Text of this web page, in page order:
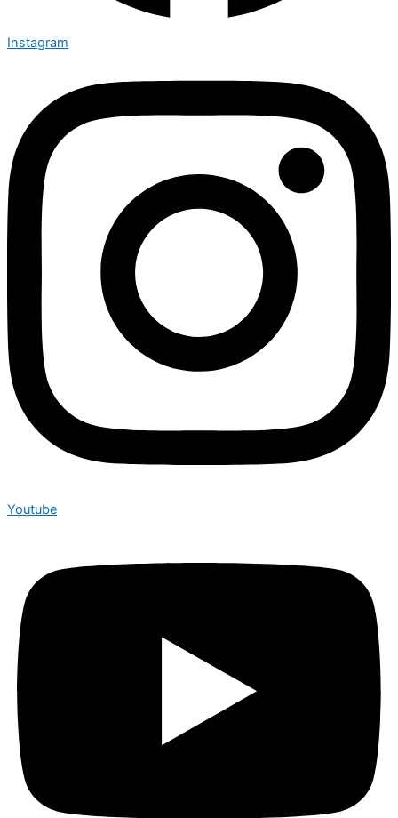
Instagram
Youtube